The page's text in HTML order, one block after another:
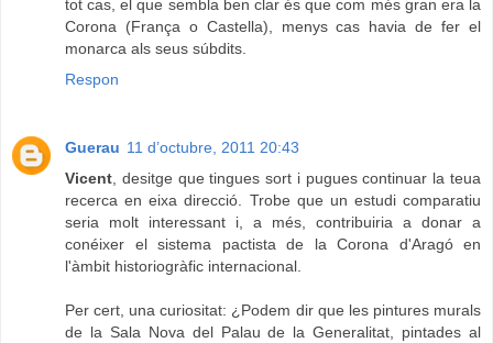
tot cas, el que sembla ben clar és que com més gran era la
Corona (França o Castella), menys cas havia de fer el
monarca als seus súbdits.
Respon
Guerau 11 d’octubre, 2011 20:43
Vicent , desitge que tingues sort i pugues continuar la teua
recerca en eixa direcció. Trobe que un estudi comparatiu
seria molt interessant i, a més, contribuiria a donar a
conéixer el sistema pactista de la Corona d'Aragó en
l'àmbit historiogràfic internacional.
Per cert, una curiositat: ¿Podem dir que les pintures murals
de la Sala Nova del Palau de la Generalitat, pintades al